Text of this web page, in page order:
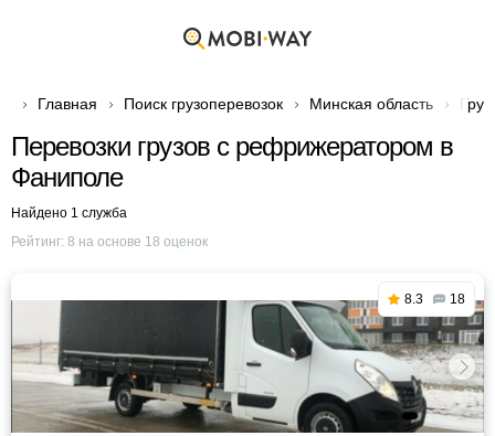
Главная Поиск грузоперевозок Минская область
Перевозки грузов с рефрижератором в
Фаниполе
Найдено 1 служба
Рейтинг: 8 на основе 18 оценок
8.3 18